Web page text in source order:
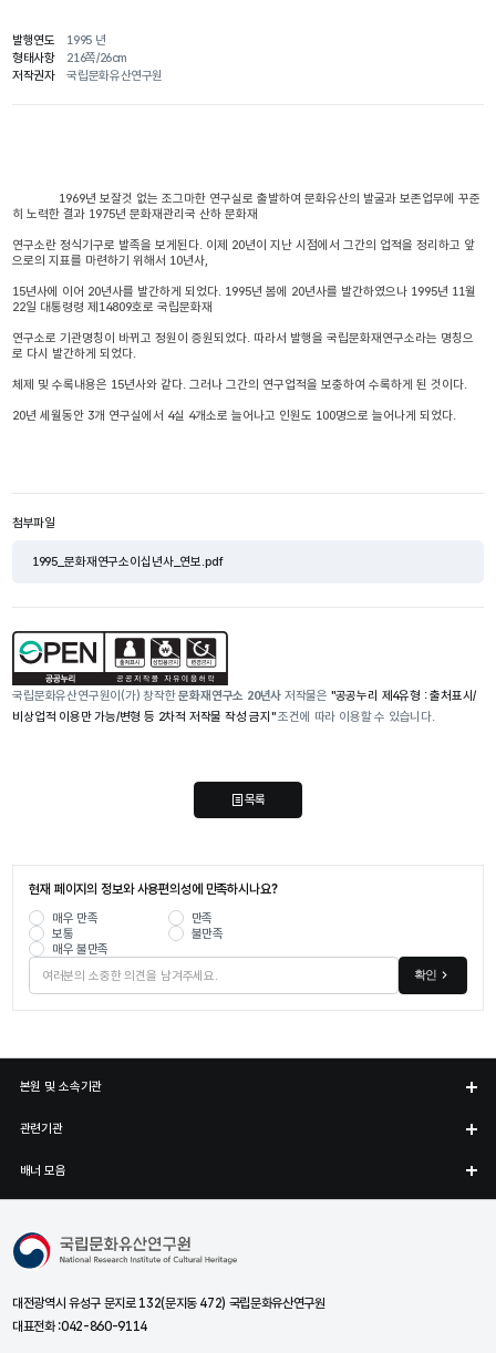
발행연도
1995 년
형태사항
216쪽/26cm
저작권자
국립문화유산연구원
히 노력한 결과 1975년 문화재관리국 산하 문화재
연구소란 정식기구로 발족을 보게된다. 이제 20년이 지난 시점에서 그간의 업적을 정리하고 앞
으로의 지표를 마련하기 위해서 10년사,
15년사에 이어 20년사를 발간하게 되었다. 1995년 봄에 20년사를 발간하였으나 1995년 11월
22일 대통령령 제14809호로 국립문화재
연구소로 기관명칭이 바뀌고 정원이 증원되었다. 따라서 발행을 국립문화재연구소라는 명칭으
로 다시 발간하게 되었다.
체제 및 수록내용은 15년사와 같다. 그러나 그간의 연구업적을 보충하여 수록하게 된 것이다.
20년 세월동안 3개 연구실에서 4실 4개소로 늘어나고 인원도 100명으로 늘어나게 되었다.
첨부파일
1995_문화재연구소이십년사_연보.pdf
국립문화유산연구원이(가) 창작한문화재연구소 20년사 저작물은 "공공누리 제4유형 : 출처표시/
비상업적 이용만 가능/변형 등 2차적 저작물 작성 금지"조건에 따라 이용할 수 있습니다.
목록
현재 페이지의 정보와 사용편의성에 만족하시나요?
매우 만족
만족
보통
불만족
매우 불만족
확인
본원 및 소속기관
관련기관
배너 모음
국립문화유산연구원
대전광역시 유성구 문지로 132(문지동 472) 국립문화유산연구원
대표전화 :042-860-9114